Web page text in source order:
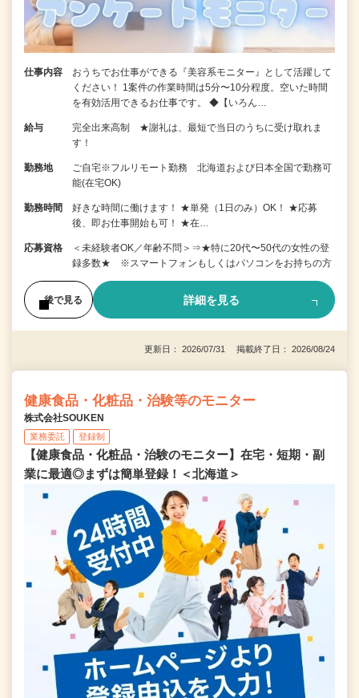
仕事内容
おうちでお仕事ができる『美容系モニター』として活躍して
ください！ 1案件の作業時間は5分〜10分程度。空いた時間
を有効活用できるお仕事です。 ◆【いろん…
給与
完全出来高制 ★謝礼は、最短で当日のうちに受け取れま
す！
勤務地
ご自宅※フルリモート勤務 北海道および日本全国で勤務可
能(在宅OK)
勤務時間
好きな時間に働けます！ ★単発（1日のみ）OK！ ★応募
後、即お仕事開始も可！ ★在…
応募資格
＜未経験者OK／年齢不問＞⇒★特に20代〜50代の女性の登
録多数★ ※スマートフォンもしくはパソコンをお持ちの方
後で見る 詳細を見る
更新日： 2026/07/31 掲載終了日： 2026/08/24
健康食品・化粧品・治験等のモニター
株式会社SOUKEN
業務委託 登録制
【健康食品・化粧品・治験のモニター】在宅・短期・副
業に最適◎まずは簡単登録！＜北海道＞